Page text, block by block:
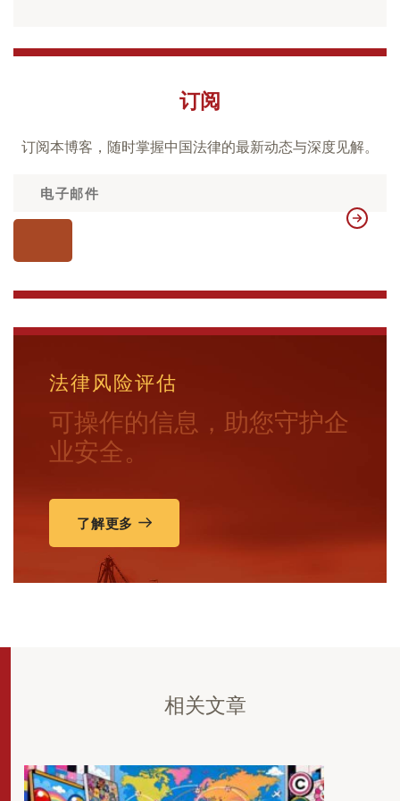
订阅
订阅本博客，随时掌握中国法律的最新动态与深度见解。
法律风险评估
可操作的信息，助您守护企
业安全。
了解更多
相关文章